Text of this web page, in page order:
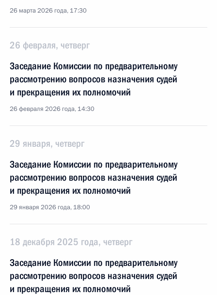
26 марта 2026 года, 17:30
26 февраля, четверг
Заседание Комиссии по предварительному
рассмотрению вопросов назначения судей
и прекращения их полномочий
26 февраля 2026 года, 14:30
29 января, четверг
Заседание Комиссии по предварительному
рассмотрению вопросов назначения судей
и прекращения их полномочий
29 января 2026 года, 18:00
18 декабря 2025 года, четверг
Заседание Комиссии по предварительному
рассмотрению вопросов назначения судей
и прекращения их полномочий